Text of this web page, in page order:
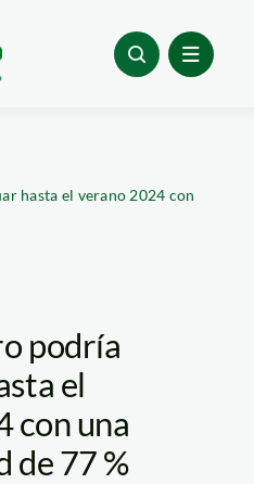
hasta el verano 2024 con
podría
el
con una
de 77 %